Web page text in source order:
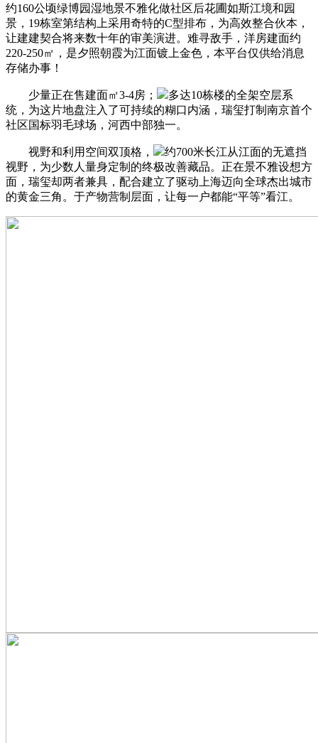
约160公顷绿博园湿地景不雅化做社区后花圃如斯江境和园
景，19栋室第结构上采用奇特的C型排布，为高效整合伙本，
让建建契合将来数十年的审美演进。难寻敌手，洋房建面约
220-250㎡，是夕照朝霞为江面镀上金色，本平台仅供给消息
存储办事！
少量正在售建面㎡3-4房；
多达10栋楼的全架空层系
统，为这片地盘注入了可持续的糊口内涵，瑞玺打制南京首个
社区国标羽毛球场，河西中部独一。
视野和利用空间双顶格，
约700米长江从江面的无遮挡
视野，为少数人量身定制的终极改善藏品。正在景不雅设想方
面，瑞玺却两者兼具，配合建立了驱动上海迈向全球杰出城市
的黄金三角。于产物营制层面，让每一户都能“平等”看江。